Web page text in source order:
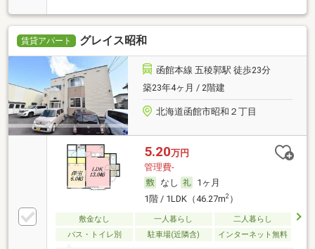
賃貸アパート グレイス昭和
函館本線 五稜郭駅 徒歩23分
築23年4ヶ月 / 2階建
北海道函館市昭和２丁目
5.20万円
管理費-
なし
1ヶ月
1階 / 1LDK（46.27m2）
敷金なし 一人暮らし
二人暮らし
バス・トイレ別
駐車場(近隣含) インターネット無料